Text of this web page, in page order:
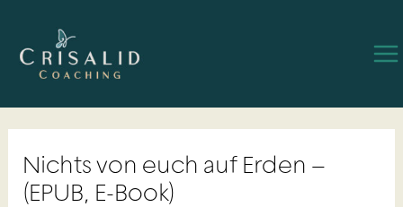
contenido
Nichts von euch auf Erden –
(EPUB, E-Book)
entradas